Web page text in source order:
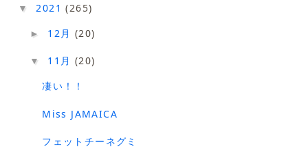
▼ 2021(265)
► 12月 (20)
▼ 11月 (20)
凄い！！
Miss JAMAICA
フェットチーネグミ